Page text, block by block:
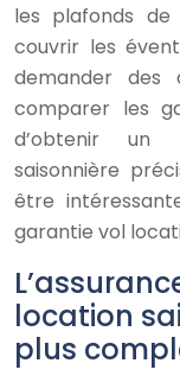
les plafonds
couvrir les
demander des
comparer les
d’obtenir un
saisonnière
être
garantie vol
location
plus